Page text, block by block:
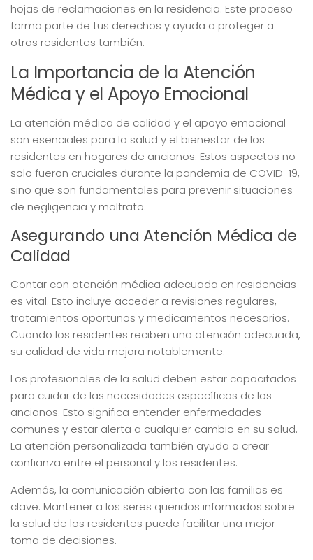
hojas de reclamaciones en la residencia. Este proceso
forma parte de tus derechos y ayuda a proteger a
otros residentes también.
La Importancia de la Atención
Médica y el Apoyo Emocional
La atención médica de calidad y el apoyo emocional
son esenciales para la salud y el bienestar de los
residentes en hogares de ancianos. Estos aspectos no
solo fueron cruciales durante la pandemia de COVID-19,
sino que son fundamentales para prevenir situaciones
de negligencia y maltrato.
Asegurando una Atención Médica de
Calidad
Contar con atención médica adecuada en residencias
es vital. Esto incluye acceder a revisiones regulares,
tratamientos oportunos y medicamentos necesarios.
Cuando los residentes reciben una atención adecuada,
su calidad de vida mejora notablemente.
Los profesionales de la salud deben estar capacitados
para cuidar de las necesidades específicas de los
ancianos. Esto significa entender enfermedades
comunes y estar alerta a cualquier cambio en su salud.
La atención personalizada también ayuda a crear
confianza entre el personal y los residentes.
Además, la comunicación abierta con las familias es
clave. Mantener a los seres queridos informados sobre
la salud de los residentes puede facilitar una mejor
toma de decisiones.